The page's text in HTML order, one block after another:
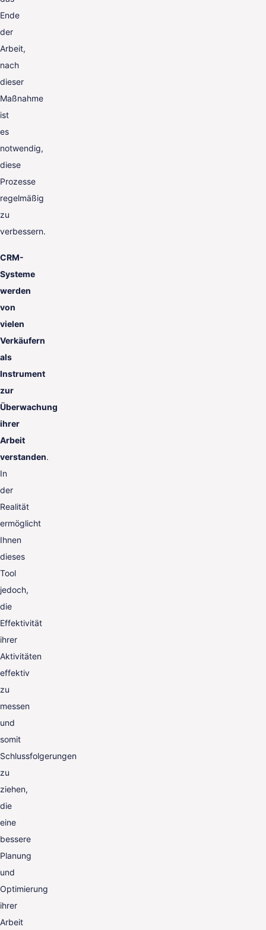
Ende
der
Arbeit,
nach
dieser
Maßnahme
ist
es
notwendig,
diese
Prozesse
regelmäßig
zu
verbessern.
CRM-
Systeme
werden
von
vielen
Verkäufern
als
Instrument
zur
Überwachung
ihrer
Arbeit
verstanden.
In
der
Realität
ermöglicht
Ihnen
dieses
Tool
jedoch,
die
Effektivität
ihrer
Aktivitäten
effektiv
zu
messen
und
somit
Schlussfolgerungen
zu
ziehen,
die
eine
bessere
Planung
und
Optimierung
ihrer
Arbeit